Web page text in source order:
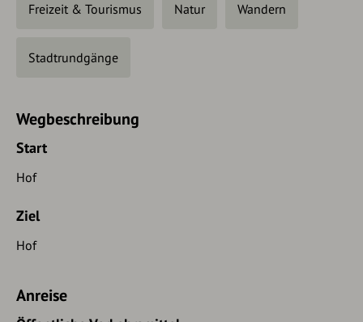
Freizeit & Tourismus Natur Wandern
Stadtrundgänge
Wegbeschreibung
Start
Hof
Ziel
Hof
Anreise